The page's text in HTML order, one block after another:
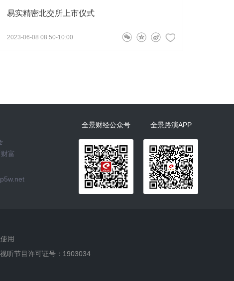
易实精密北交所上市仪式
2023-06-08 08:50-10:00
富
全景路演APP
全景财经公众号
用
听节目许可证号：1903034